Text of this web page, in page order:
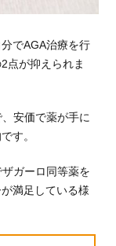
でAGA治療を行
点が抑えられま
安価で薬が手に
す。
ザガーロ同等薬を
満足している様